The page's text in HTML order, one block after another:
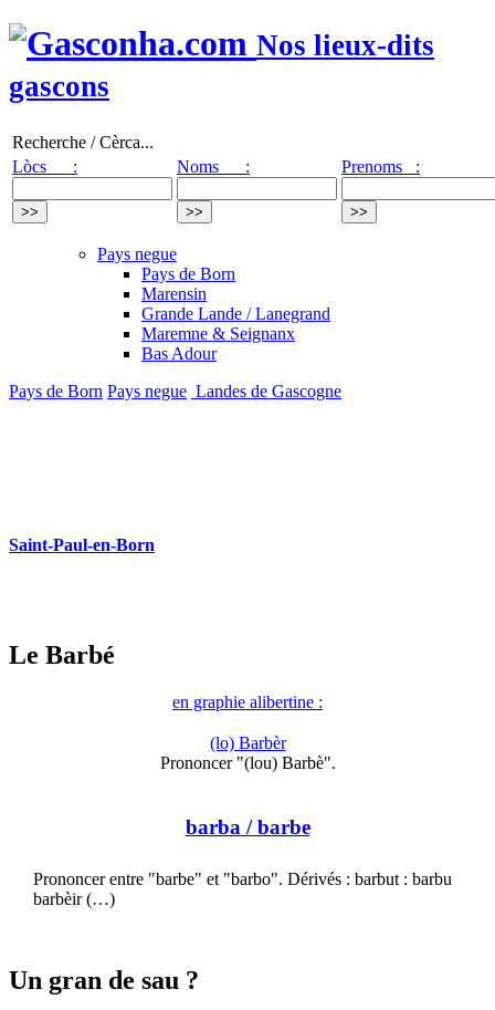
Nos lieux-dits
gascons
Recherche / Cèrca...
Lòcs :
Noms : Prenoms :
Pays negue
Pays de Born
Marensin
Grande Lande / Lanegrand
Maremne & Seignanx
Bas Adour
Pays de Born Pays negue Landes de Gascogne
Saint-Paul-en-Born
Le Barbé
en graphie alibertine :
(lo) Barbèr
Prononcer "(lou) Barbè".
barba / barbe
Prononcer entre "barbe" et "barbo". Dérivés : barbut : barbu
barbèir (…)
Un gran de sau ?